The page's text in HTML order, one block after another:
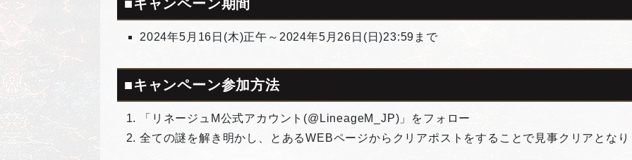
■キャンペーン期間
2024年5月16日(木)正午～2024年5月26日(日)23:59まで
■キャンペーン参加方法
「リネージュM公式アカウント(@LineageM_JP)」をフォロー
全ての謎を解き明かし、とあるWEBページからクリアポストをすることで見事クリアとな